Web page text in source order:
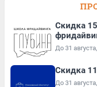
Скидка
До 31
Скидка
До 31